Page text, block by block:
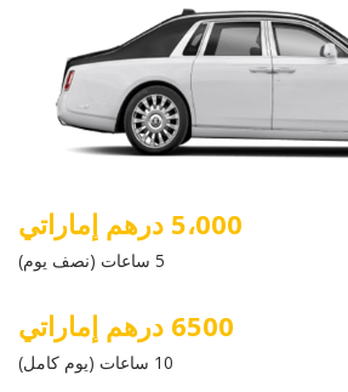
5،000 درهم إماراتي
5 ساعات (نصف يوم)
6500 درهم إماراتي
10 ساعات (يوم كامل)